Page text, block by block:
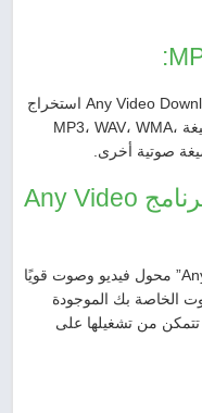
تستطيع من خلال برنامج Any Video Downloader Pro 9.1.7 استخراج
تدفق الصوت من ملف الفيديو وحفظه كصيغة MP3، WAV، WMA،
أي محول فيديو الخاص بـ برنامج Any Video
يتضمن برنامج “Any Video Downloader Pro” محول فيديو وصوت قويًا
الخاصة بك الموجودة
من تشغيلها على